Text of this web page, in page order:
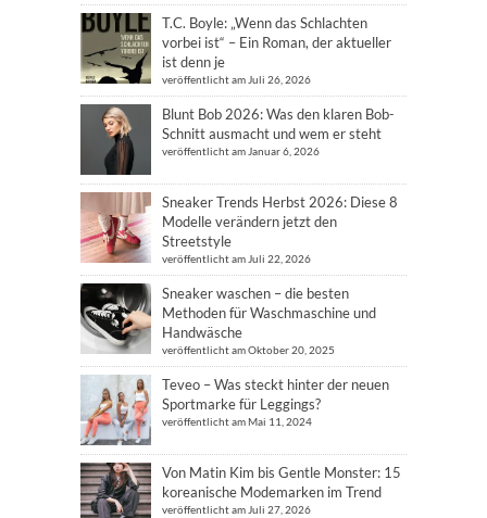
T.C. Boyle: „Wenn das Schlachten
vorbei ist“ – Ein Roman, der aktueller
ist denn je
veröffentlicht am Juli 26, 2026
Blunt Bob 2026: Was den klaren Bob-
Schnitt ausmacht und wem er steht
veröffentlicht am Januar 6, 2026
Sneaker Trends Herbst 2026: Diese 8
Modelle verändern jetzt den
Streetstyle
veröffentlicht am Juli 22, 2026
Sneaker waschen – die besten
Methoden für Waschmaschine und
Handwäsche
veröffentlicht am Oktober 20, 2025
Teveo – Was steckt hinter der neuen
Sportmarke für Leggings?
veröffentlicht am Mai 11, 2024
Von Matin Kim bis Gentle Monster: 15
koreanische Modemarken im Trend
veröffentlicht am Juli 27, 2026